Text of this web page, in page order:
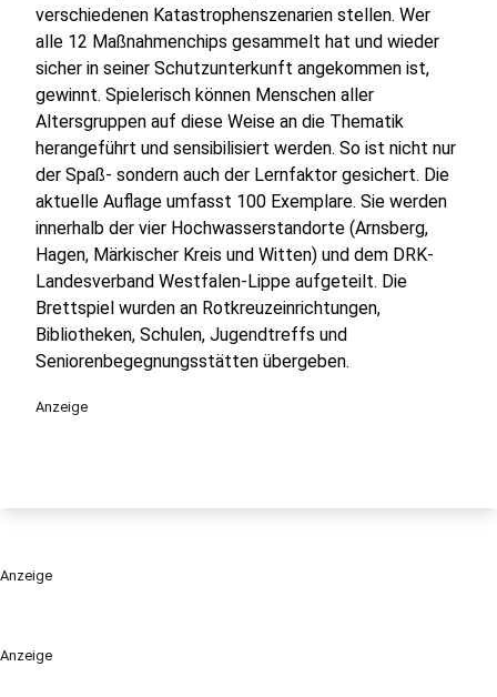
Anzeige
verschiedenen Katastrophenszenarien stellen. Wer
alle 12 Maßnahmenchips gesammelt hat und wieder
sicher in seiner Schutzunterkunft angekommen ist,
gewinnt. Spielerisch können Menschen aller
Altersgruppen auf diese Weise an die Thematik
herangeführt und sensibilisiert werden. So ist nicht nur
der Spaß- sondern auch der Lernfaktor gesichert. Die
aktuelle Auflage umfasst 100 Exemplare. Sie werden
innerhalb der vier Hochwasserstandorte (Arnsberg,
Hagen, Märkischer Kreis und Witten) und dem DRK-
Landesverband Westfalen-Lippe aufgeteilt. Die
Brettspiel wurden an Rotkreuzeinrichtungen,
Bibliotheken, Schulen, Jugendtreffs und
Seniorenbegegnungsstätten übergeben.
Anzeige
Anzeige